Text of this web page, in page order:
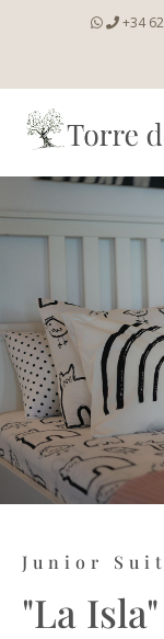
+34
Junior
"La Isla"